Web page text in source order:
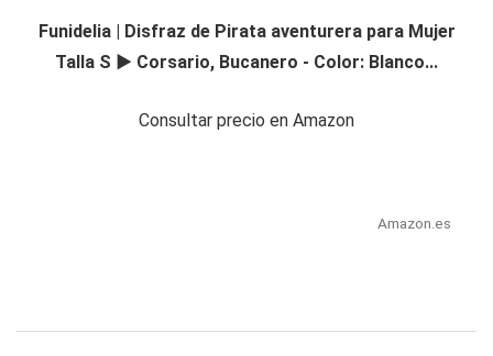
Funidelia | Disfraz de Pirata aventurera para Mujer
Talla S ▶ Corsario, Bucanero - Color: Blanco...
Consultar precio en Amazon
Amazon.es